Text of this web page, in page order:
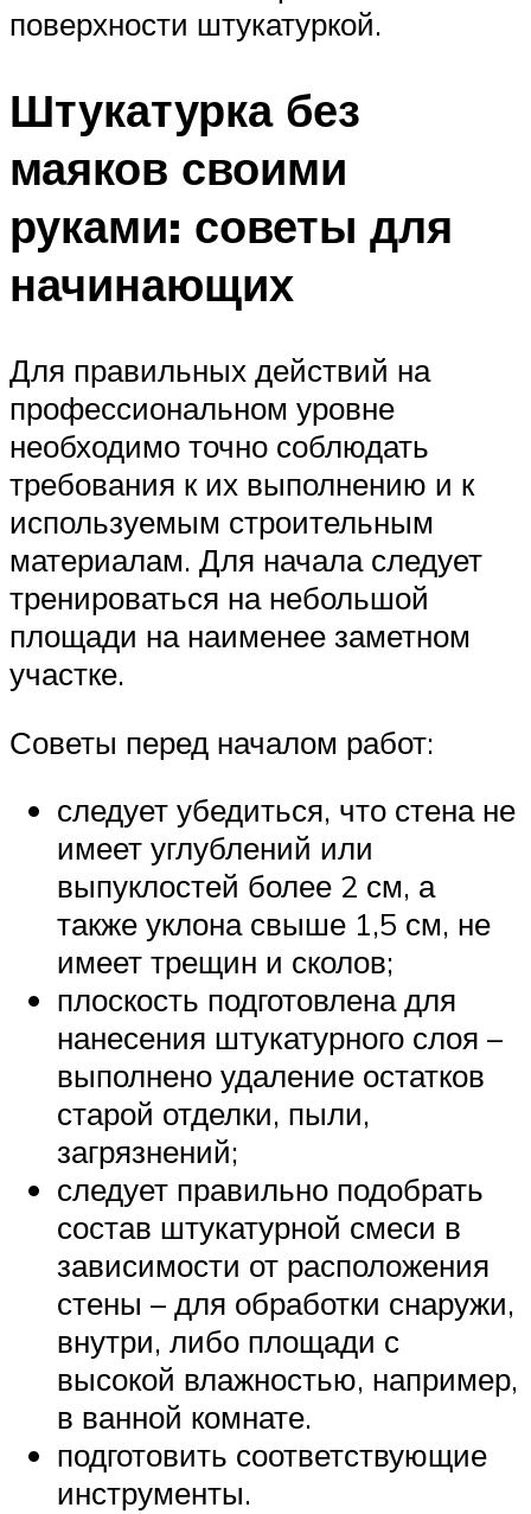
поверхности штукатуркой.
Штукатурка без
маяков своими
руками: советы для
начинающих
Для правильных действий на
профессиональном уровне
необходимо точно соблюдать
требования к их выполнению и к
используемым строительным
материалам. Для начала следует
тренироваться на небольшой
площади на наименее заметном
участке.
Советы перед началом работ:
следует убедиться, что стена не
имеет углублений или
выпуклостей более 2 см, а
также уклона свыше 1,5 см, не
имеет трещин и сколов;
плоскость подготовлена для
нанесения штукатурного слоя –
выполнено удаление остатков
старой отделки, пыли,
загрязнений;
следует правильно подобрать
состав штукатурной смеси в
зависимости от расположения
стены – для обработки снаружи,
внутри, либо площади с
высокой влажностью, например,
в ванной комнате.
подготовить соответствующие
инструменты.